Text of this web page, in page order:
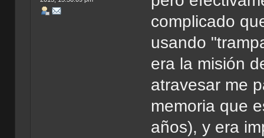
complicado
usando
era la misión
atravesar me
memoria que
años), y era